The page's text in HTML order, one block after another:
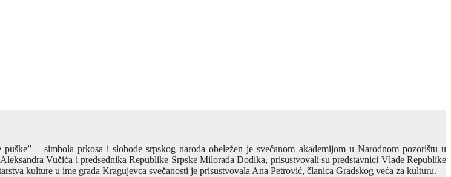
– simbola prkosa i slobode srpskog naroda obeležen je svečanom akademijom u Narodnom pozorištu u
Vučića i predsednika Republike Srpske Milorada Dodika, prisustvovali su predstavnici Vlade Republike
kulture u ime grada Kragujevca svečanosti je prisustvovala Ana Petrović, članica Gradskog veća za kulturu.